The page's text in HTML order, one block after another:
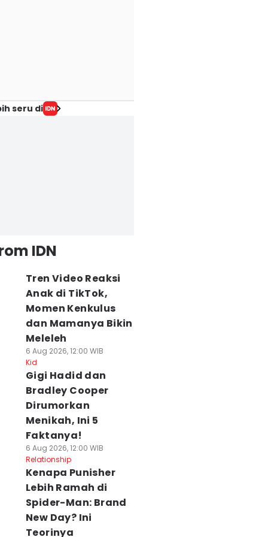
seru di
IDN
Tren Video Reaksi
Anak di TikTok,
Momen Kenkulus
dan Mamanya Bikin
Meleleh
6 Aug 2026, 12:00 WIB
Kid
Gigi Hadid dan
Bradley Cooper
Dirumorkan
Menikah, Ini 5
Faktanya!
6 Aug 2026, 12:00 WIB
Relationship
Kenapa Punisher
Lebih Ramah di
Spider-Man: Brand
New Day? Ini
Teorinya